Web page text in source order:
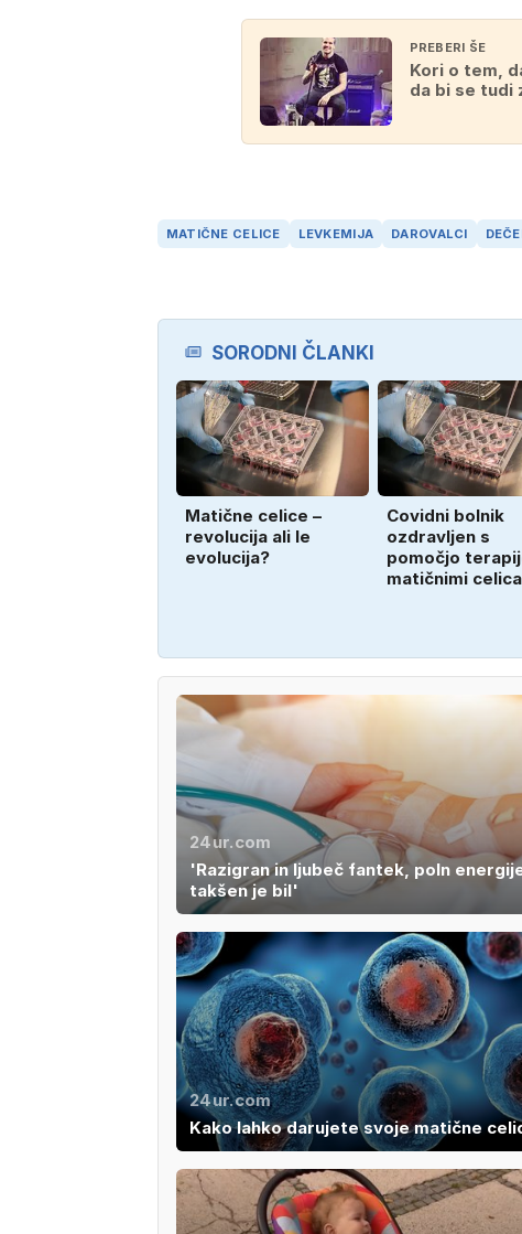
PREBERI ŠE
Kori o tem,
da bi se tudi
MATIČNE CELICE LEVKEMIJA DAROVALCI
SORODNI ČLANKI
Matične celice –
revolucija ali le
evolucija?
Covidni bolnik
ozdravljen s
pomočjo
matičnimi
24ur.com
'Razigran in ljubeč fantek, poln
takšen je bil'
24ur.com
Kako lahko darujete svoje matične